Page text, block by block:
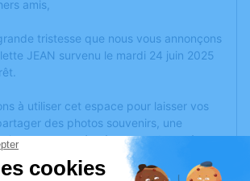
amis,
tristesse que nous vous annonçons
JEAN survenu le mardi 24 juin 2025
à utiliser cet espace pour laisser vos
des photos souvenirs, une
vos pensées à travers des poèmes
endroit est un lieu d'expression dédié à
de Paulette JEAN.